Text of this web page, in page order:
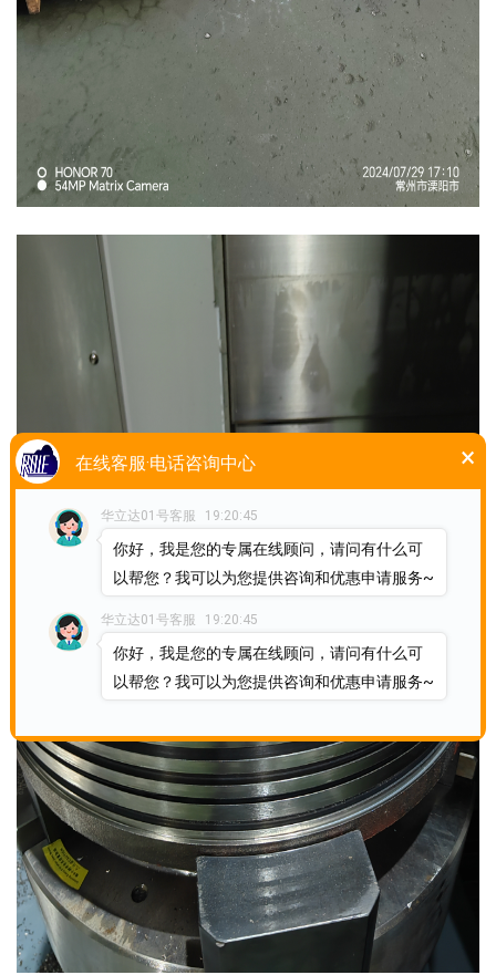
在线客服·电话咨询中心 ×
华立达01号客服 19:20:45
你好，我是您的专属在线顾问，请问有什么可
以帮您？我可以为您提供咨询和优惠申请服务~
华立达01号客服 19:20:45
你好，我是您的专属在线顾问，请问有什么可
以帮您？我可以为您提供咨询和优惠申请服务~